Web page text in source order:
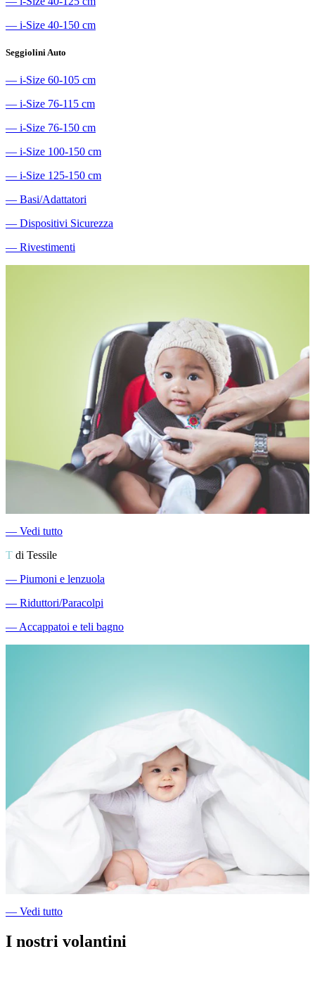
― i-Size 40-150 cm
Seggiolini Auto
― i-Size 60-105 cm
― i-Size 76-115 cm
― i-Size 76-150 cm
― i-Size 100-150 cm
― i-Size 125-150 cm
― Basi/Adattatori
― Dispositivi Sicurezza
― Rivestimenti
― Vedi tutto
T di Tessile
― Piumoni e lenzuola
― Riduttori/Paracolpi
―Accappatoi e teli bagno
― Vedi tutto
I nostri volantini